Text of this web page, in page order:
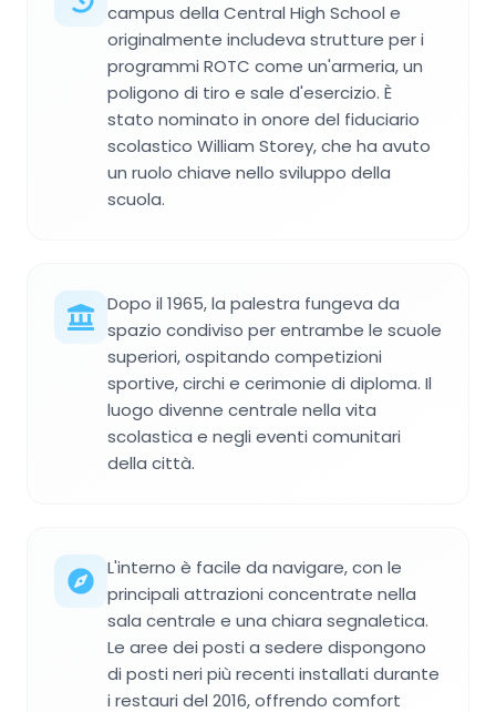
campus della Central High School e
originalmente includeva strutture per i
programmi ROTC come un'armeria, un
poligono di tiro e sale d'esercizio. È
stato nominato in onore del fiduciario
scolastico William Storey, che ha avuto
un ruolo chiave nello sviluppo della
scuola.
Dopo il 1965, la palestra fungeva da
spazio condiviso per entrambe le scuole
superiori, ospitando competizioni
sportive, circhi e cerimonie di diploma. Il
luogo divenne centrale nella vita
scolastica e negli eventi comunitari
della città.
L'interno è facile da navigare, con le
principali attrazioni concentrate nella
sala centrale e una chiara segnaletica.
Le aree dei posti a sedere dispongono
di posti neri più recenti installati durante
i restauri del 2016, offrendo comfort